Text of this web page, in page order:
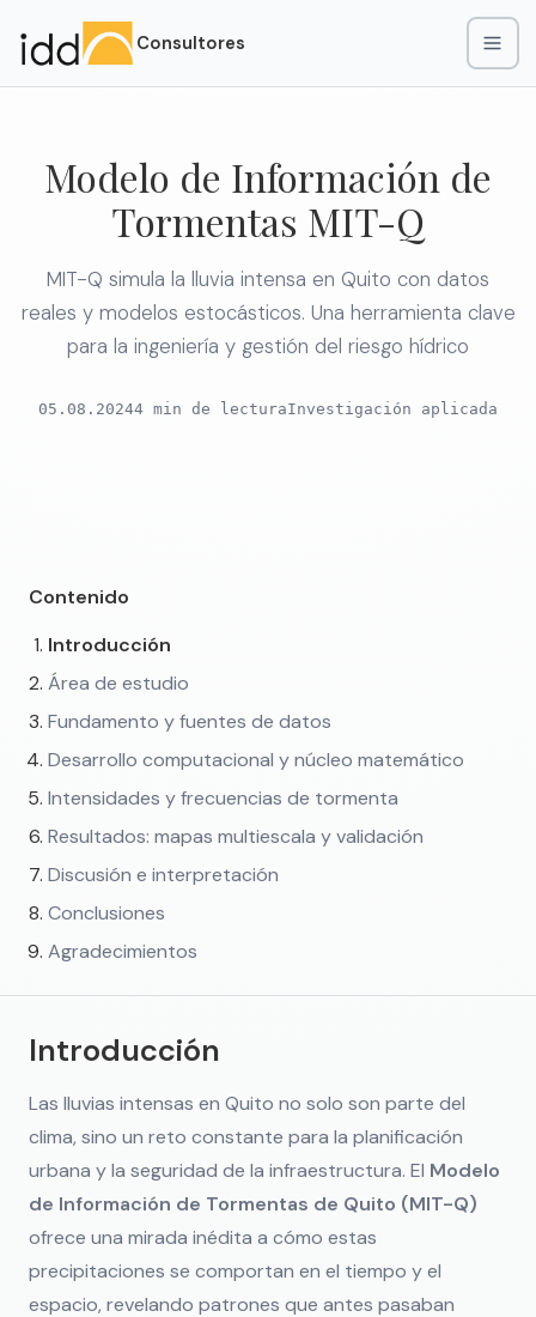
Consultores
Modelo de Información de
Tormentas MIT-Q
MIT-Q simula la lluvia intensa en Quito con datos
reales y modelos estocásticos. Una herramienta clave
para la ingeniería y gestión del riesgo hídrico
05.08.20244 min de lecturaInvestigación aplicada
Contenido
Introducción
Área de estudio
Fundamento y fuentes de datos
Desarrollo computacional y núcleo matemático
Intensidades y frecuencias de tormenta
Resultados: mapas multiescala y validación
Discusión e interpretación
Conclusiones
Agradecimientos
Introducción
Las lluvias intensas en Quito no solo son parte del
clima, sino un reto constante para la planificación
urbana y la seguridad de la infraestructura. El Modelo
de Información de Tormentas de Quito (MIT-Q)
ofrece una mirada inédita a cómo estas
precipitaciones se comportan en el tiempo y el
espacio, revelando patrones que antes pasaban